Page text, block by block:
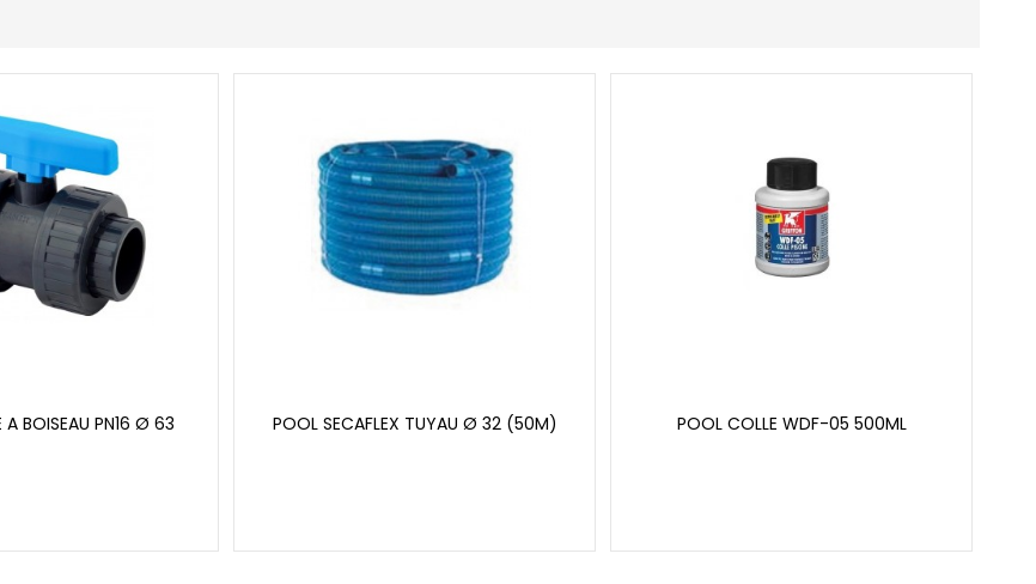
A BOISEAU PN16 Ø 63 POOL SECAFLEX TUYAU Ø 32 (50M) POOL COLLE WDF-05 500ML